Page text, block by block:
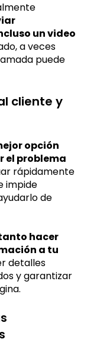
un video
a veces
puede
cliente y
opción
el problema
rápidamente
impide
de
hacer
a tu
detalles
y garantizar